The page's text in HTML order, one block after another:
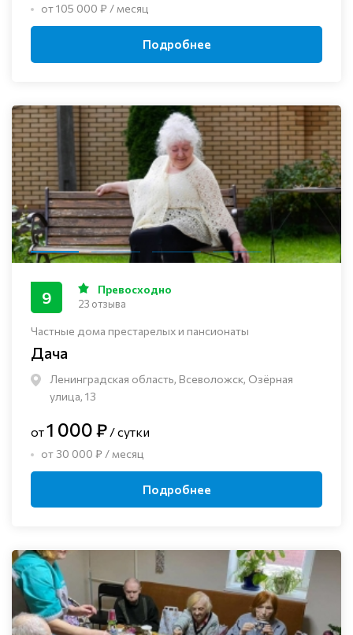
от 105 000 ₽ / месяц
Подробнее
Частные дома престарелых и пансионаты
Дача
Ленинградская область, Всеволожск, Озёрная
улица, 13
9 Превосходно
23 отзыва
от1 000 ₽ / сутки
от 30 000 ₽ / месяц
Подробнее